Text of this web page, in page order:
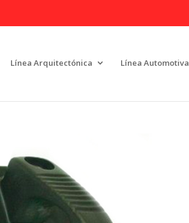
Línea Arquitectónica Línea Automotiva